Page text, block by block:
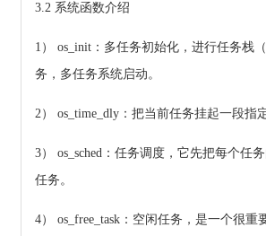
3.2 系统函数介绍
1） os_init：多任务初始化，进行任务栈
务，多任务系统启动。
2） os_time_dly：把当前任务挂起一段指
3） os_sched：任务调度，它先把每个
任务。
4） os_free_task：空闲任务，是一个很